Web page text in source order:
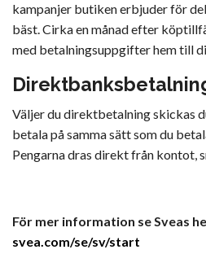
kampanjer butiken erbjuder för
bäst. Cirka en månad efter
med betalningsuppgifter hem till
Väljer du direktbetalning skickas
betala på samma sätt som du
Pengarna dras direkt från kontot,
För mer information se Sveas
svea.com/se/sv/start